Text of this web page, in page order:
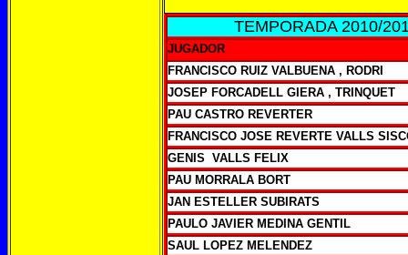
TEMPORADA 2010/
JUGADOR
FRANCISCO RUIZ VALBUENA , RODRI
JOSEP FORCADELL GIERA , TRINQUET
PAU CASTRO REVERTER
FRANCISCO JOSE REVERTE VALLS
GENIS VALLS FELIX
PAU MORRALA BORT
JAN ESTELLER SUBIRATS
PAULO JAVIER MEDINA GENTIL
SAUL LOPEZ MELENDEZ